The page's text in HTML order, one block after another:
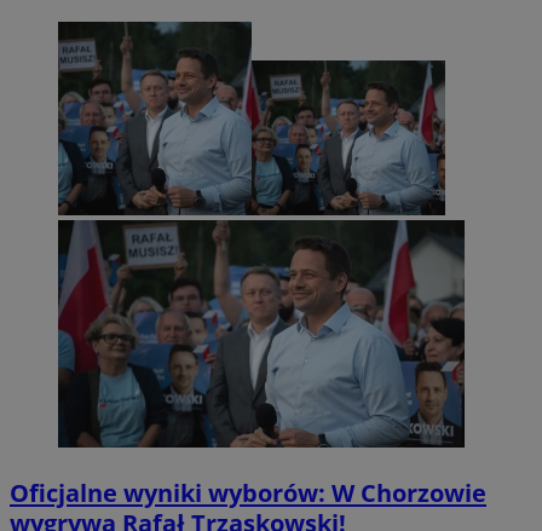
Oficjalne wyniki wyborów: W Chorzowie
wygrywa Rafał Trzaskowski!